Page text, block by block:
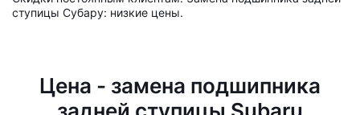
ступицы Субару: низкие цены.
Цена - замена подшипника